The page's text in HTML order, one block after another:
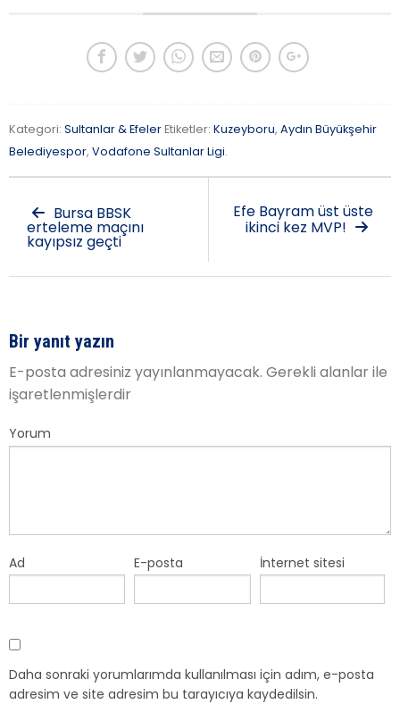
Kategori: Sultanlar & EfelerEtiketler: Kuzeyboru, Aydın Büyükşehir
Belediyespor, Vodafone Sultanlar Ligi.
Bursa BBSK
erteleme maçını
kayıpsız geçti
Efe Bayram üst üste
ikinci kez MVP!
Bir yanıt yazın
E-posta adresiniz yayınlanmayacak. Gerekli alanlar ile
işaretlenmişlerdir
Yorum
Ad E-posta İnternet sitesi
Daha sonraki yorumlarımda kullanılması için adım, e-posta
adresim ve site adresim bu tarayıcıya kaydedilsin.